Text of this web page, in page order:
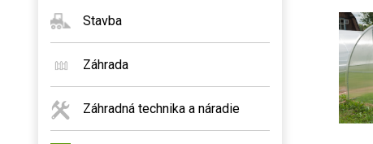
Stavba
Záhrada
Záhradná technika a náradie